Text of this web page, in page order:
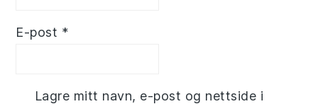
E-post *
Lagre mitt navn, e-post og nettside i